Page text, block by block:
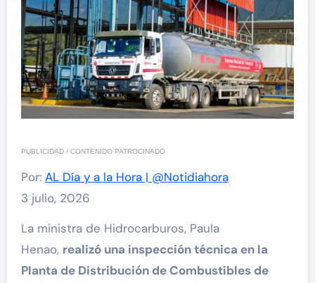
PUBLICIDAD / CONTENIDO PATROCINADO
Por: AL Día y a la Hora | @Notidiahora
3 julio, 2026
La ministra de Hidrocarburos, Paula
Henao, realizó una inspección técnica en la
Planta de Distribución de Combustibles de